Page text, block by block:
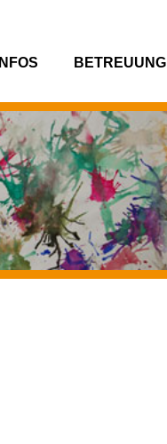
INFOS BETREUUNG